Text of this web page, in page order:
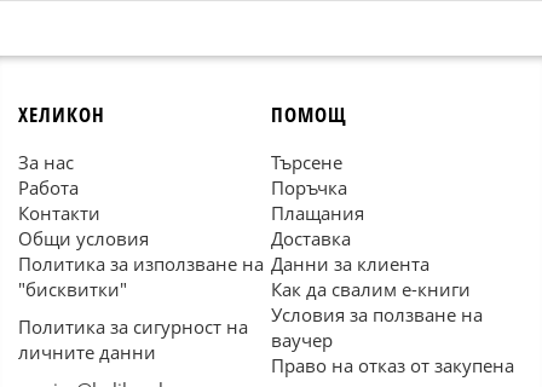
ХЕЛИКОН
За нас
Работа
Контакти
Общи условия
Политика за използване на
"бисквитки"
Политика за сигурност на
личните данни
ПОМОЩ
Търсене
Поръчка
Плащания
Доставка
Данни за клиента
Как да свалим е-книги
Условия за ползване на
ваучер
Право на отказ от закупена